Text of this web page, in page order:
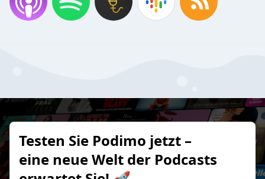
Testen Sie Podimo jetzt –
eine neue Welt der Podcasts